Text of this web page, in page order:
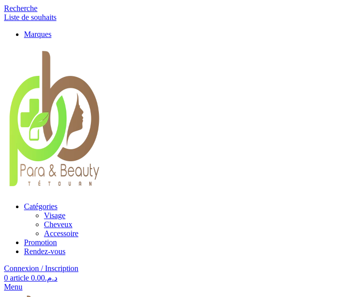
Recherche
Liste de souhaits
Marques
Catégories
Visage
Cheveux
Accessoire
Promotion
Rendez-vous
Connexion / Inscription
0 article د.م.0.00
Menu